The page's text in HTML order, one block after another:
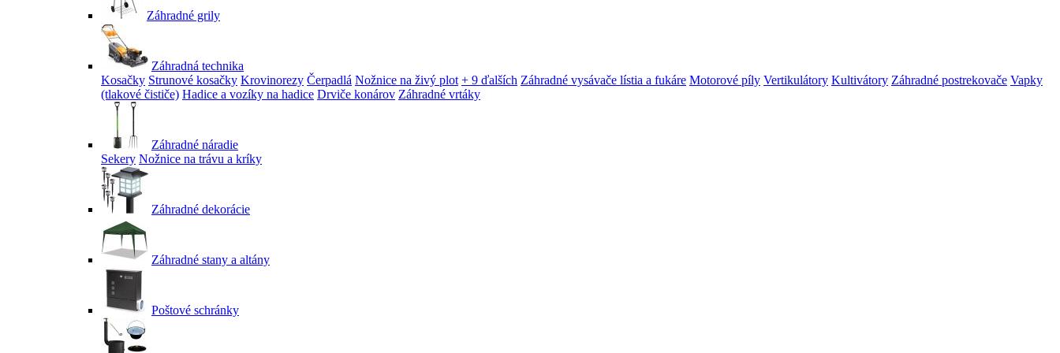
Záhradné grily
Záhradná technika
Kosačky Strunové kosačky Krovinorezy Čerpadlá Nožnice na živý plot + 9 ďalších Záhradné vysávače lístia a fukáre Motorové píly Vertikulátory Kultivátory Záhradné postrekovače Vapky
(tlakové čističe) Hadice a vozíky na hadice Drviče konárov Záhradné vrtáky
Záhradné náradie
Sekery Nožnice na trávu a kríky
Záhradné dekorácie
Záhradné stany a altány
Poštové schránky